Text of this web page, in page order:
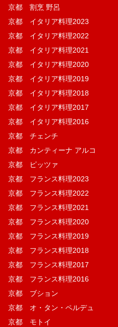
京都 割烹 野呂
京都 イタリア料理2023
京都 イタリア料理2022
京都 イタリア料理2021
京都 イタリア料理2020
京都 イタリア料理2019
京都 イタリア料理2018
京都 イタリア料理2017
京都 イタリア料理2016
京都 チェンチ
京都 カンティーナ アルコ
京都 ピッツァ
京都 フランス料理2023
京都 フランス料理2022
京都 フランス料理2021
京都 フランス料理2020
京都 フランス料理2019
京都 フランス料理2018
京都 フランス料理2017
京都 フランス料理2016
京都 ブション
京都 オ・タン・ペルデュ
京都 モトイ